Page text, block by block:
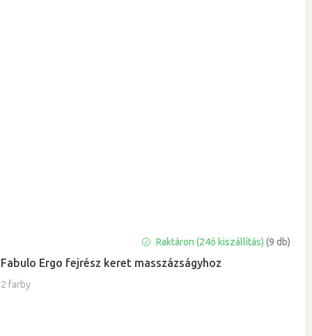
Fabulo Ergo fejrész keret masszázságyhoz
2 farby
termék
átlagos
értékelése
Raktáron (24ó kiszállítás)(9 db)